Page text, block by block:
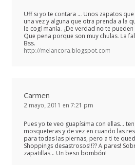
Uff si yo te contara … Unos zapatos
una vez y alguna que otra prenda a la
le cogí manía. ¿De verdad no te
Que pena porque son muy chulas. La
Bss.
http://melancora.blogspot.com
Carmen
2 mayo, 2011 en 7:21 pm
Pues yo te veo guapísima con ellas…
mosqueteras y de vez en cuando las
para todas las piernas, pero a ti te
Shoppings desastrosos!!?? A pares!
zapatillas… Un beso bombón!